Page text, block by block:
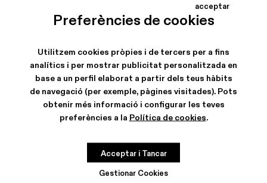
Preferències de cookies
Utilitzem cookies pròpies i de tercers per a fins
analítics i per mostrar publicitat personalitzada en
base a un perfil elaborat a partir dels teus hàbits
de navegació (per exemple, pàgines visitades). Pots
obtenir més informació i configurar les teves
preferències a la Política de cookies.
Gestionar Cookies
acceptar
Acceptar i Tancar
CARACTERÍSTIQUES
CURA DEL PRODUCTE
AQUEST PRODUCTE NO ESTÀ DISPONIBLE EN AQUEST